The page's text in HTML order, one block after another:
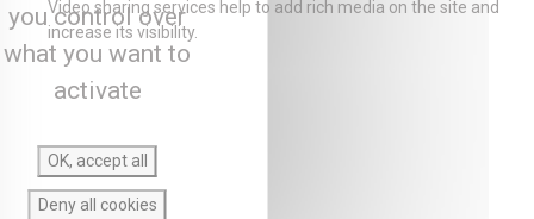
Video sharing services help to add rich media on the site and
increase its visibility.
you control over
what you want to
activate
OK, accept all
Deny all cookies